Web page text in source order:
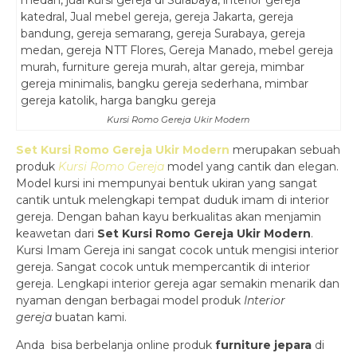
Kursi Romo Gereja Ukir Modern
Set Kursi Romo Gereja Ukir Modern merupakan sebuah
produk Kursi Romo Gereja model yang cantik dan elegan.
Model kursi ini mempunyai bentuk ukiran yang sangat
cantik untuk melengkapi tempat duduk imam di interior
gereja. Dengan bahan kayu berkualitas akan menjamin
keawetan dari Set Kursi Romo Gereja Ukir Modern.
Kursi Imam Gereja ini sangat cocok untuk mengisi interior
gereja. Sangat cocok untuk mempercantik di interior
gereja. Lengkapi interior gereja agar semakin menarik dan
nyaman dengan berbagai model produk Interior
gereja buatan kami.
Anda bisa berbelanja online produk furniture jepara di